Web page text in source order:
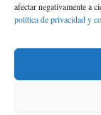
afectar negativamente a
política de privacidad y
Buscar:
2026